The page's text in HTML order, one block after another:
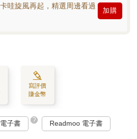
哇旋風再起，精選周邊看過
加購
寫評價
賺金幣
子書 ? Readmoo 電子書